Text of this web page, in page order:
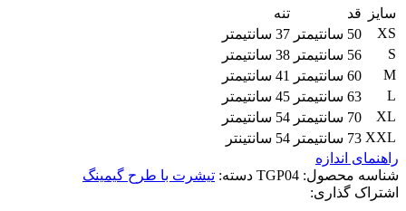
سایز قد
تنه
XS
50 سانتیمتر
37 سانتیمتر
S
56 سانتیمتر
38 سانتیمتر
M
60 سانتیمتر
41 سانتیمتر
L
63 سانتیمتر
45 سانتیمتر
XL
70 سانتیمتر
54 سانتیمتر
XXL 73 سانتیمتر
54 سانتینتر
راهنمای اندازه
شناسه محصول: TGP04 دسته: تیشرت با طرح گیمینگ
اشتراک گذاری: